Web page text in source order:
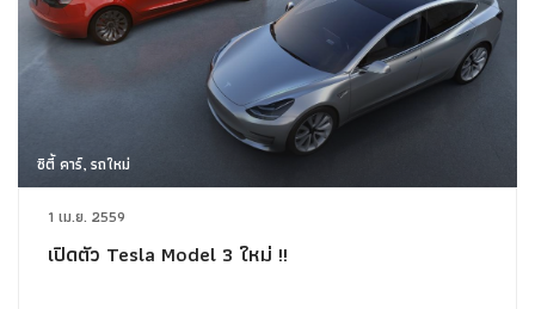
ซิตี้ คาร์, รถใหม่
1 เม.ย. 2559
เปิดตัว Tesla Model 3 ใหม่ !!